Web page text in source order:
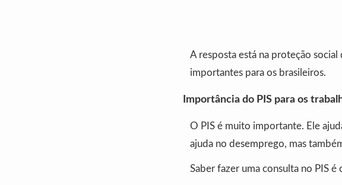
A resposta está na proteção
importantes para os brasileiros.
Importância do PIS para os
O PIS é muito importante. Ele
ajuda no desemprego, mas
Saber fazer uma consulta no PIS